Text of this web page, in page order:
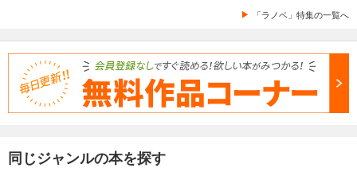
「ラノベ」特集の一覧へ
同じジャンルの本を探す